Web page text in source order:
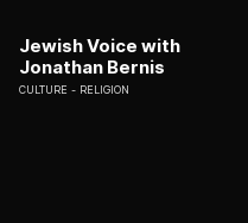
Jewish Voice with
Jonathan Bernis
CULTURE RELIGION